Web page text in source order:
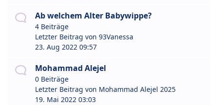
Ab welchem Alter Babywippe?
4 Beiträge
Letzter Beitrag von 93Vanessa
23. Aug 2022 09:57
Mohammad Alejel
0 Beiträge
Letzter Beitrag von Mohammad Alejel 2025
19. Mai 2022 03:03